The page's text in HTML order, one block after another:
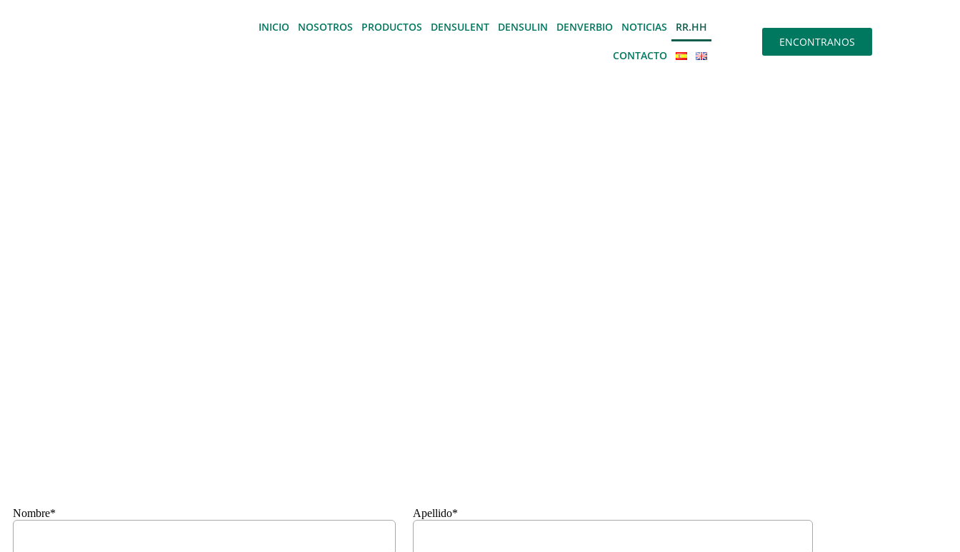
INICIO NOSOTROS PRODUCTOS DENSULENT DENSULIN DENVERBIO NOTICIAS RR.HH
CONTACTO
ENCONTRANOS
Nombre* Apellido*